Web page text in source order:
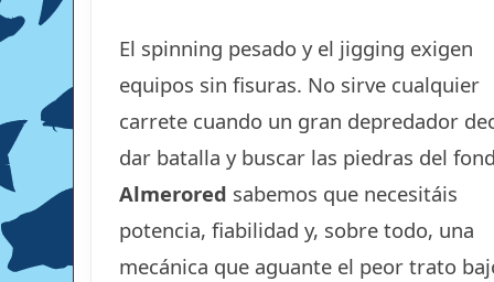
El spinning pesado y el jigging exigen
equipos sin fisuras. No sirve cualquier
carrete cuando un gran depredador
dar batalla y buscar las piedras del
Almerored sabemos que necesitáis
potencia, fiabilidad y, sobre todo, una
mecánica que aguante el peor trato